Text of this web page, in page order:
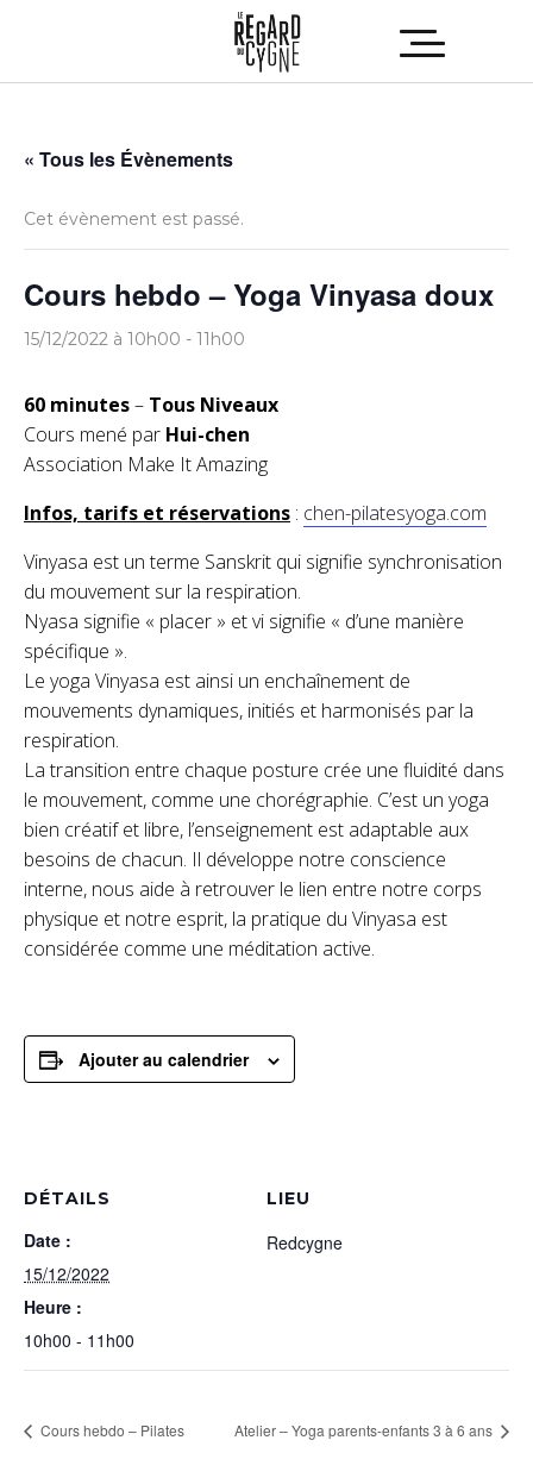
« Tous les Évènements
Cet évènement est passé.
Cours hebdo – Yoga Vinyasa doux
15/12/2022 à 10h00 - 11h00
60 minutes– Tous Niveaux
Cours mené par Hui-chen
Association Make It Amazing
Infos, tarifs et réservations : chen-pilatesyoga.com
Vinyasa est un terme Sanskrit qui signifie synchronisation
du mouvement sur la respiration.
Nyasa signifie « placer » et vi signifie « d’une manière
spécifique ».
Le yoga Vinyasa est ainsi un enchaînement de
mouvements dynamiques, initiés et harmonisés par la
respiration.
La transition entre chaque posture crée une fluidité dans
le mouvement, comme une chorégraphie. C’est un yoga
bien créatif et libre, l’enseignement est adaptable aux
besoins de chacun. Il développe notre conscience
interne, nous aide à retrouver le lien entre notre corps
physique et notre esprit, la pratique du Vinyasa est
considérée comme une méditation active.
Ajouter au calendrier
DÉTAILS
Date :
15/12/2022
Heure :
10h00 - 11h00
LIEU
Redcygne
Cours hebdo – Pilates Atelier – Yoga parents-enfants 3 à 6 ans